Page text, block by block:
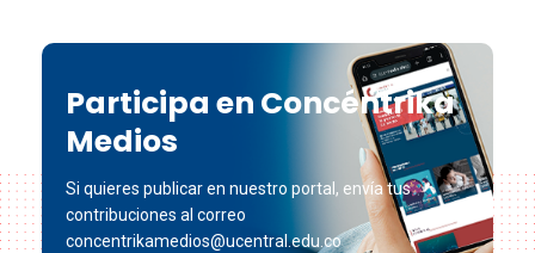
Participa en Concéntrika
Medios
Si quieres publicar en nuestro portal, envía tus
contribuciones al correo
concentrikamedios@ucentral.edu.co